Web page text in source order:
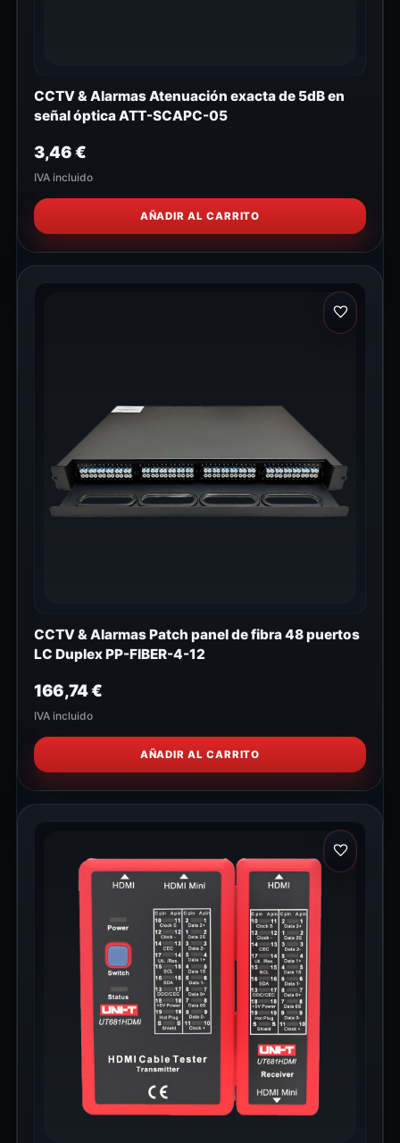
CCTV & Alarmas Atenuación exacta de 5dB en
señal óptica ATT-SCAPC-05
3,46€
IVA incluido
AÑADIR AL CARRITO
CCTV & Alarmas Patch panel de fibra 48 puertos
LC Duplex PP-FIBER-4-12
166,74€
IVA incluido
AÑADIR AL CARRITO